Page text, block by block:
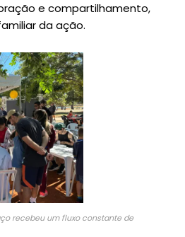
e compartilhamento,
da ação.
recebeu um fluxo constante de